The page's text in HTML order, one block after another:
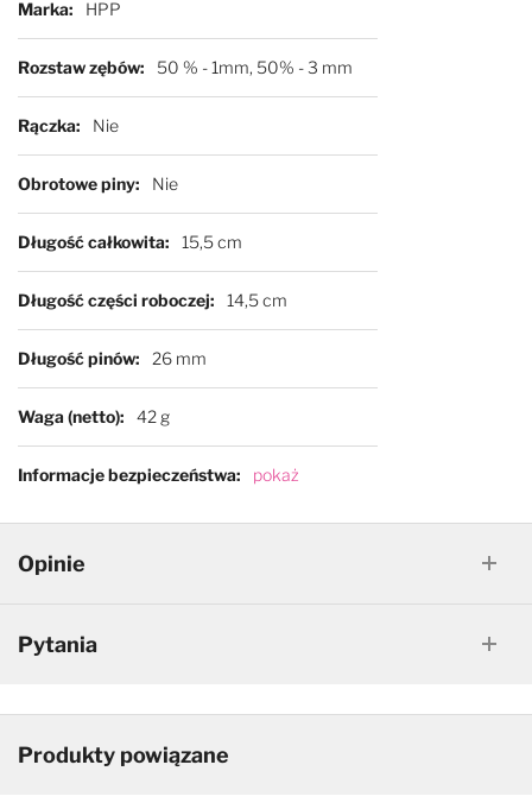
Marka HPP
Rozstaw zębów 50 % - 1mm, 50% - 3 mm
Rączka Nie
Obrotowe piny Nie
Długość całkowita 15,5 cm
Długość części roboczej 14,5 cm
Długość pinów 26 mm
Waga (netto) 42 g
Informacje bezpieczeństwa pokaż
Opinie
Pytania
Produkty powiązane